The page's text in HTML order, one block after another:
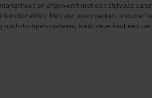
en afgewerkt met een stijlvolle
Met vier open vakken, inclusief
push-to-open systeem, biedt deze kast een